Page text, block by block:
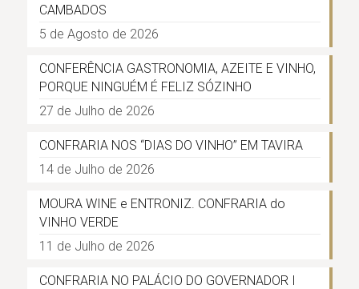
CAMBADOS
5 de Agosto de 2026
CONFERÊNCIA GASTRONOMIA, AZEITE E VINHO,
PORQUE NINGUÉM É FELIZ SÓZINHO
27 de Julho de 2026
CONFRARIA NOS “DIAS DO VINHO” EM TAVIRA
14 de Julho de 2026
MOURA WINE e ENTRONIZ. CONFRARIA do
VINHO VERDE
11 de Julho de 2026
CONFRARIA NO PALÁCIO DO GOVERNADOR I